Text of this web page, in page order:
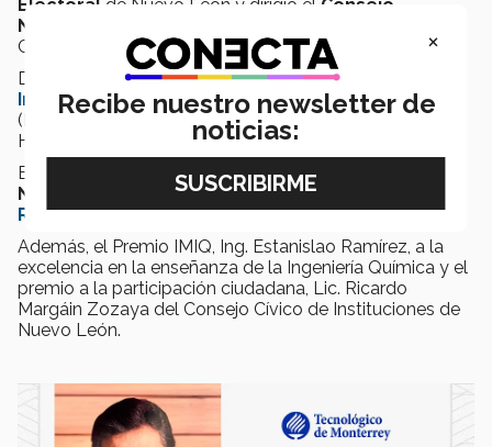
Electoral de Nuevo León y dirigió el Consejo
Nacional de Educación para la Vida y el Trabajo
CONEVYT.
Durante cinco años fue también director general del
Instituto Nacional de Educación para los Adultos
(INEA) y trabajó además como Secretario de Desarrollo
Humano en el municipio de Monterrey.
Entre sus reconocimientos destacan el
Nacional de Química en Educación
Rómulo Garzadel Tec por publicación de libros.
Además, el Premio IMIQ, Ing. Estanislao Ramírez, a la
excelencia en la enseñanza de la Ingeniería Química y el
premio a la participación ciudadana, Lic. Ricardo
Margáin Zozaya del Consejo Cívico de Instituciones de
Nuevo León.
×
Recibe nuestro newsletter de
noticias: